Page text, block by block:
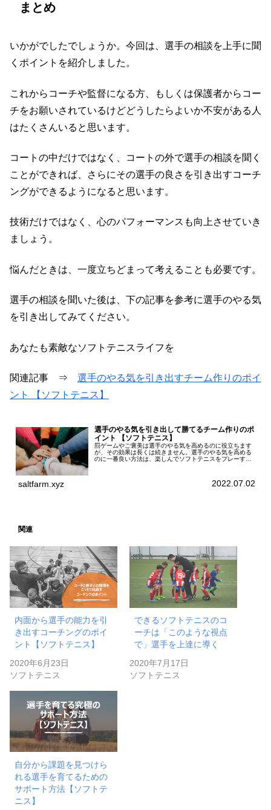
まとめ
いかがでしたでしょうか。今回は、選手の相談を上手に聞
くポイントを紹介しました。
これからコーチや監督になる方、もしくは保護者からコー
チをお願いされているけどどうしたらよいか不安がある人
はたくさんいると思います。
コートの中だけではなく、コートの外で選手の相談を聞く
ことができれば、さらにその選手の良さを引き出すコーチ
ングができるようになると思います。
技術だけではなく、心のパフォーマンスも向上させていき
ましょう。
悩んだときは、一度立ちどまって考えることも必要です。
選手の相談を聞いた後は、下の記事を参考に選手のやる気
を引き出してみてください。
あなたも素敵なソフトテニスライフを
関連記事 ⇒ 選手のやる気を引き出すチーム作りのポイ
ント 【ソフトテニス】
選手のやる気を引き出して勝てるチーム作りのポ
イント 【ソフトテニス】
罰ゲームやご褒美は選手のやる気を高めるのに役立ちます
が、その効果は長くは続きません。選手のやる気を高める
のに一番良い方法は、楽しんでソフトテニスをプレーする
saltfarm.xyz 2022.07.02
関連
内面から選手の能力を引
き出すコーチングのポイ
ント【ソフトテニス】
2020年6月23日
ソフトテニス
できるソフトテニスのコ
ーチは「このような視点
で」選手を上達に導く
2020年7月17日
ソフトテニス
自分から課題を見つけら
れる選手を育てるための
サポート方法【ソフトテ
ニス】